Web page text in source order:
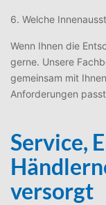
6. Welche
Wenn Ihnen die
gerne. Unsere
gemeinsam mit
Anforderungen
Service,
versorgt